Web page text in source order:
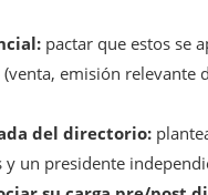
pactar que estos se
emisión relevante
del directorio:
y un presidente